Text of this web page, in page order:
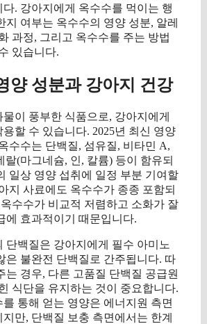
. 강아지에게 옥수수를 먹이는 행
지 여부는 옥수수의 영양 성분, 알레
과정, 그리고 옥수수를 주는 방법
있습니다.
양 성분과 강아지 건강
이 풍부한 식품으로, 강아지에게
할 수 있습니다. 2025년 최신 영양
수수는 단백질, 섬유질, 비타민 A,
랄(마그네슘, 인, 칼륨) 등이 함유되
일상 영양 섭취에 일정 부분 기여할
지 사료에도 옥수수가 종종 포함되
수수가 비교적 저렴하고 소화가 잘
에 효과적이기 때문입니다.
단백질은 강아지에게 필수 아미노
은 불완전 단백질로 간주됩니다. 따
는 경우, 다른 고품질 단백질 공급원
식단을 유지하는 것이 중요합니다.
통해 얻는 영양은 에너지원 측면
만, 단백질 보충 측면에서는 한계